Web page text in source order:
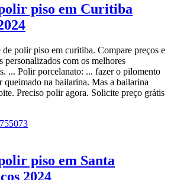
piso em Curitiba
polir piso em curitiba. Compare preços e
personalizados com os melhores
... Polir porcelanato: ... fazer o pilomento
queimado na bailarina. Mas a bailarina
Preciso polir agora. Solicite preço grátis
piso em Santa
2024